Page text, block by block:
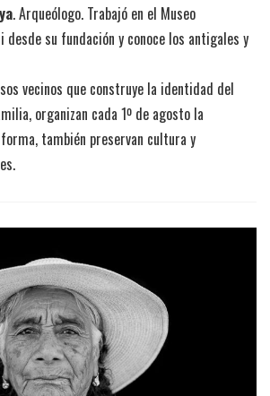
. Arqueólogo. Trabajó en el Museo
desde su fundación y conoce los antigales y
vecinos que construye la identidad del
organizan cada 1º de agosto la
también preservan cultura y